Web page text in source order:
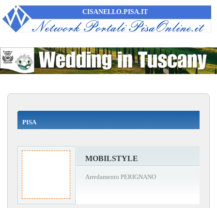
CISANELLO.PISA.IT
PISA
MOBILSTYLE
Arredamento PERIGNANO